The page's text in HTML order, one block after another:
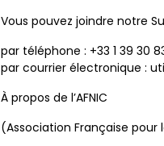
Vous pouvez joindre notre
par téléphone : +33 1 39 30
par courrier électronique :
À propos de l’AFNIC
(Association Française